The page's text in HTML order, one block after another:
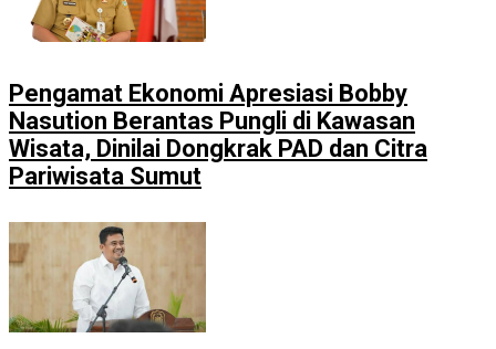
Pengamat Ekonomi Apresiasi Bobby
Nasution Berantas Pungli di Kawasan
Wisata, Dinilai Dongkrak PAD dan Citra
Pariwisata Sumut